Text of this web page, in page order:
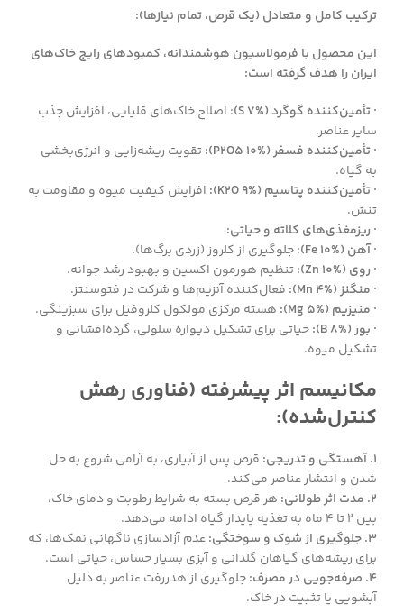
ترکیب کامل و متعادل (یک قرص، تمام نیازها):
این محصول با فرمولاسیون هوشمندانه، کمبودهای رایج خاک‌های
ایران را هدف گرفته است:
· تأمین‌کننده گوگرد (S 7%)
: اصلاح خاک‌های قلیایی، افزایش جذب
سایر عناصر.
· تأمین‌کننده فسفر (P2O5 10%):
تقویت ریشه‌زایی و انرژی‌بخشی
به گیاه.
· تأمین‌کننده پتاسیم (K2O 9%):
افزایش کیفیت میوه و مقاومت به
تنش.
· ریزمغذی‌های کلاته و حیاتی:
· آهن (Fe 10%):
جلوگیری از کلروز (زردی برگ‌ها).
· روی (Zn 10%):
تنظیم هورمون اکسین و بهبود رشد جوانه.
· منگنز (Mn 4%):
فعال‌کننده آنزیم‌ها و شرکت در فتوسنتز.
· منیزیم (Mg 5%):
هسته مرکزی مولکول کلروفیل برای سبزینگی.
· بور (B 8%):
حیاتی برای تشکیل دیواره سلولی، گرده‌افشانی و
تشکیل میوه.
مکانیسم اثر پیشرفته (فناوری رهش
کنترل‌شده):
1. آهستگی و تدریجی:
قرص پس از آبیاری، به آرامی شروع به حل
شدن و انتشار عناصر می‌کند.
2. مدت اثر طولانی:
هر قرص بسته به شرایط رطوبت و دمای خاک،
بین ۲ تا ۴ ماه به تغذیه پایدار گیاه ادامه می‌دهد.
3. جلوگیری از شوک و سوختگی:
عدم آزادسازی ناگهانی نمک‌ها، که
برای ریشه‌های گیاهان گلدانی و آبزی بسیار حساس، حیاتی است.
4. صرفه‌جویی در مصرف:
جلوگیری از هدررفت عناصر به دلیل
آبشویی یا تثبیت در خاک.